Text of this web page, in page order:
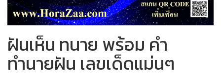
ฝันเห็น ทนาย พร้อม คำ
ทำนายฝัน เลขเด็ดแม่นๆ